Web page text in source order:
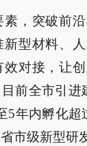
，突破前
新型材料、
对接，让
前全市引进
5年内孵化超
市级新型研